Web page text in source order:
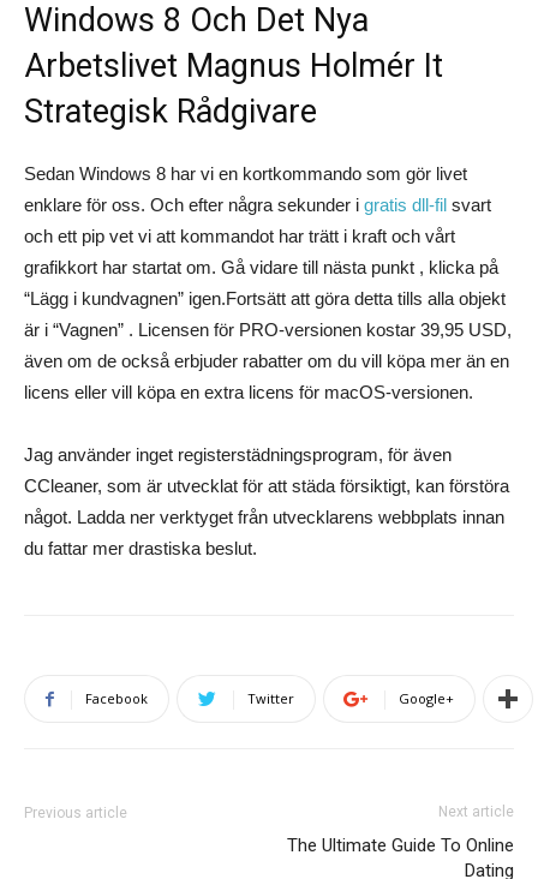
Windows 8 Och Det Nya
Arbetslivet Magnus Holmér It
Strategisk Rådgivare
Sedan Windows 8 har vi en kortkommando som gör livet
enklare för oss. Och efter några sekunder i gratis dll-fil svart
och ett pip vet vi att kommandot har trätt i kraft och vårt
grafikkort har startat om. Gå vidare till nästa punkt , klicka på
“Lägg i kundvagnen” igen.Fortsätt att göra detta tills alla objekt
är i “Vagnen” . Licensen för PRO-versionen kostar 39,95 USD,
även om de också erbjuder rabatter om du vill köpa mer än en
licens eller vill köpa en extra licens för macOS-versionen.
Jag använder inget registerstädningsprogram, för även
CCleaner, som är utvecklat för att städa försiktigt, kan förstöra
något. Ladda ner verktyget från utvecklarens webbplats innan
du fattar mer drastiska beslut.
Facebook Twitter Google+
Previous article Next article
The Ultimate Guide To Online
Dating